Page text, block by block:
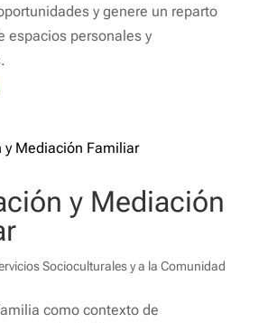
y genere un reparto
espacios personales y
y Mediación
Socioculturales y a la Comunidad
como contexto de